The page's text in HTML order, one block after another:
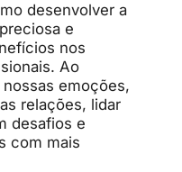
desenvolver a
e
nos
Ao
emoções,
relações, lidar
desafios e
com mais